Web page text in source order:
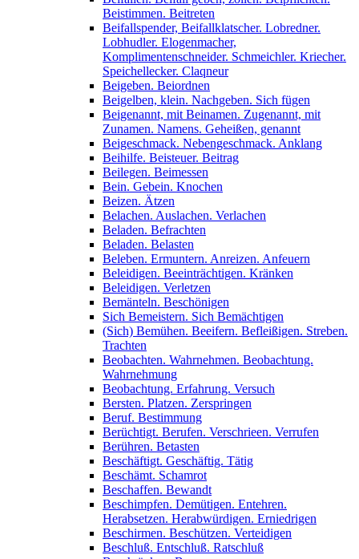
Beistimmen. Beitreten
Beifallspender, Beifallklatscher. Lobredner.
Lobhudler. Elogenmacher,
Komplimentenschneider. Schmeichler. Kriecher.
Speichellecker. Claqneur
Beigeben. Beiordnen
Beigelben, klein. Nachgeben. Sich fügen
Beigenannt, mit Beinamen. Zugenannt, mit
Zunamen. Namens. Geheißen, genannt
Beigeschmack. Nebengeschmack. Anklang
Beihilfe. Beisteuer. Beitrag
Beilegen. Beimessen
Bein. Gebein. Knochen
Beizen. Ätzen
Belachen. Auslachen. Verlachen
Beladen. Befrachten
Beladen. Belasten
Beleben. Ermuntern. Anreizen. Anfeuern
Beleidigen. Beeinträchtigen. Kränken
Beleidigen. Verletzen
Bemänteln. Beschönigen
Sich Bemeistern. Sich Bemächtigen
(Sich) Bemühen. Beeifern. Befleißigen. Streben.
Trachten
Beobachten. Wahrnehmen. Beobachtung.
Wahrnehmung
Beobachtung. Erfahrung. Versuch
Bersten. Platzen. Zerspringen
Beruf. Bestimmung
Berüchtigt. Berufen. Verschrieen. Verrufen
Berühren. Betasten
Beschäftigt. Geschäftig. Tätig
Beschämt. Schamrot
Beschaffen. Bewandt
Beschimpfen. Demütigen. Entehren.
Herabsetzen. Herabwürdigen. Erniedrigen
Beschirmen. Beschützen. Verteidigen
Beschluß. Entschluß. Ratschluß